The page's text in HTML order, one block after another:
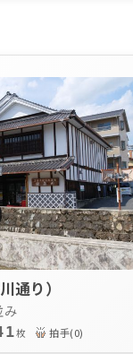
通り）
み
枚 拍手(0)